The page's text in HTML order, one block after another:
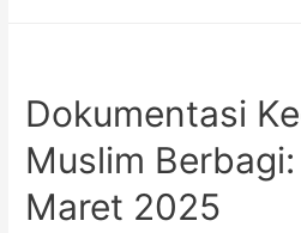
Dokumentasi
Muslim
Maret 2025